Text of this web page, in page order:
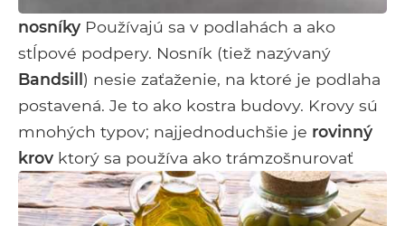
nosníky Používajú sa v podlahách a ako
stĺpové podpery. Nosník (tiež nazývaný
Bandsill ) nesie zaťaženie, na ktoré je podlaha
postavená. Je to ako kostra budovy. Krovy sú
mnohých typov; najjednoduchšie je rovinný
krov ktorý sa používa ako trámzošnurovať